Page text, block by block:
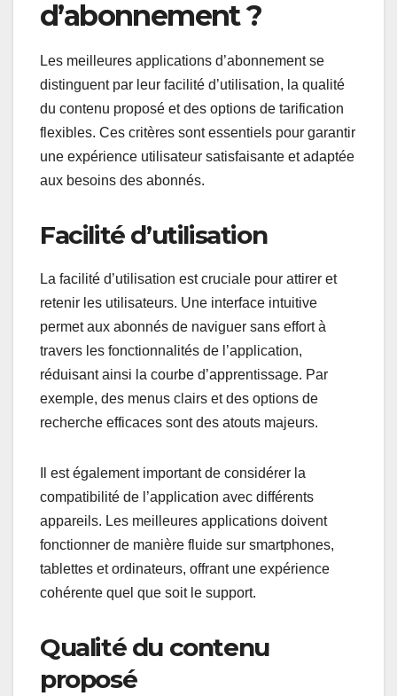
d’abonnement ?
Les meilleures applications d’abonnement se
distinguent par leur facilité d’utilisation, la qualité
du contenu proposé et des options de tarification
flexibles. Ces critères sont essentiels pour garantir
une expérience utilisateur satisfaisante et adaptée
aux besoins des abonnés.
Facilité d’utilisation
La facilité d’utilisation est cruciale pour attirer et
retenir les utilisateurs. Une interface intuitive
permet aux abonnés de naviguer sans effort à
travers les fonctionnalités de l’application,
réduisant ainsi la courbe d’apprentissage. Par
exemple, des menus clairs et des options de
recherche efficaces sont des atouts majeurs.
Il est également important de considérer la
compatibilité de l’application avec différents
appareils. Les meilleures applications doivent
fonctionner de manière fluide sur smartphones,
tablettes et ordinateurs, offrant une expérience
cohérente quel que soit le support.
Qualité du contenu
proposé